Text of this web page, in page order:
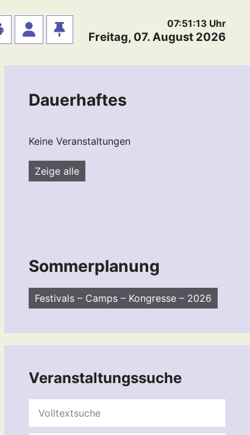
07:51:13 Uhr
Freitag, 07. August 2026
Dauerhaftes
Keine Veranstaltungen
Zeige alle
Sommerplanung
Festivals – Camps – Kongresse – 2026
Veranstaltungssuche